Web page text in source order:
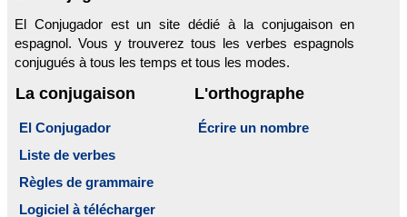
El Conjugador est un site dédié à la conjugaison en
espagnol. Vous y trouverez tous les verbes espagnols
conjugués à tous les temps et tous les modes.
La conjugaison
El Conjugador
Liste de verbes
Règles de grammaire
Logiciel à télécharger
L'orthographe
Écrire un nombre